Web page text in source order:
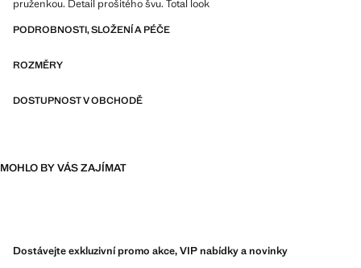
pruženkou. Detail prošitého švu. Total look
PODROBNOSTI, SLOŽENÍ A PÉČE
ROZMĚRY
DOSTUPNOST V OBCHODĚ
MOHLO BY VÁS ZAJÍMAT
Dostávejte exkluzivní promo akce, VIP nabídky a novinky